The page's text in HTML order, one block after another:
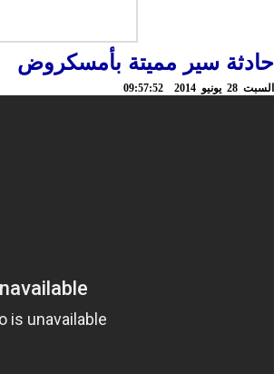
حادثة سير مميتة بأمسكروض
السبت 28 يونيو 2014 09:57:52